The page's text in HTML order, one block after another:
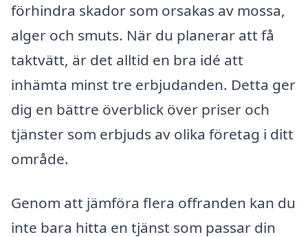
förhindra skador som orsakas av mossa,
alger och smuts. När du planerar att få
taktvätt, är det alltid en bra idé att
inhämta minst tre erbjudanden. Detta ger
dig en bättre överblick över priser och
tjänster som erbjuds av olika företag i ditt
område.
Genom att jämföra flera offranden kan du
inte bara hitta en tjänst som passar din